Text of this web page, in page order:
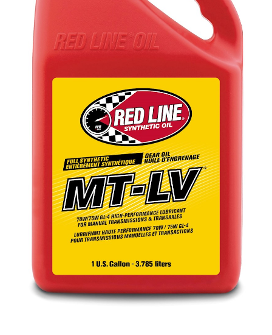
VÄLJ RÄTT OLJA FÖR DITT FORDON
KONTAKT
WOOCOMMERCE CART